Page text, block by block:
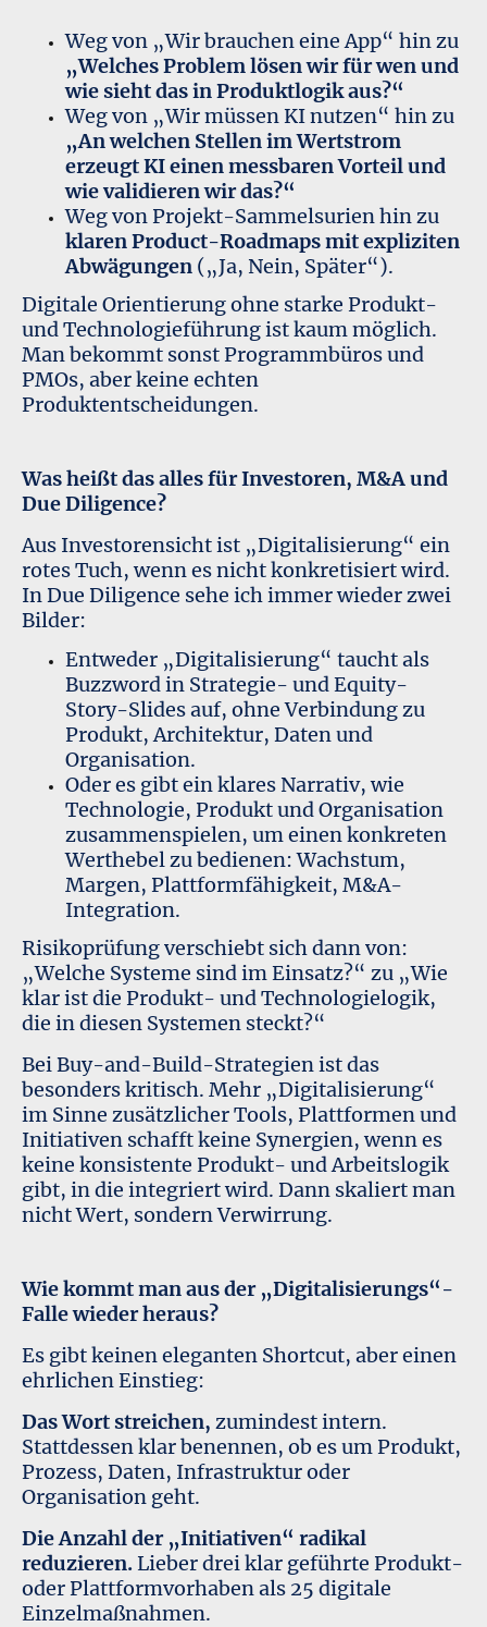
Weg von „Wir brauchen eine App“ hin zu
„Welches Problem lösen wir für wen und
wie sieht das in Produktlogik aus?“
Weg von „Wir müssen KI nutzen“ hin zu
„An welchen Stellen im Wertstrom
erzeugt KI einen messbaren Vorteil und
wie validieren wir das?“
Weg von Projekt-Sammelsurien hin zu
klaren Product-Roadmaps mit expliziten
Abwägungen („Ja, Nein, Später“).
Digitale Orientierung ohne starke Produkt-
und Technologieführung ist kaum möglich.
Man bekommt sonst Programmbüros und
PMOs, aber keine echten
Produktentscheidungen.
Was heißt das alles für Investoren, M&A und
Due Diligence?
Aus Investorensicht ist „Digitalisierung“ ein
rotes Tuch, wenn es nicht konkretisiert wird.
In Due Diligence sehe ich immer wieder zwei
Bilder:
Entweder „Digitalisierung“ taucht als
Buzzword in Strategie- und Equity-
Story-Slides auf, ohne Verbindung zu
Produkt, Architektur, Daten und
Organisation.
Oder es gibt ein klares Narrativ, wie
Technologie, Produkt und Organisation
zusammenspielen, um einen konkreten
Werthebel zu bedienen: Wachstum,
Margen, Plattformfähigkeit, M&A-
Integration.
Risikoprüfung verschiebt sich dann von:
„Welche Systeme sind im Einsatz?“ zu „Wie
klar ist die Produkt- und Technologielogik,
die in diesen Systemen steckt?“
Bei Buy-and-Build-Strategien ist das
besonders kritisch. Mehr „Digitalisierung“
im Sinne zusätzlicher Tools, Plattformen und
Initiativen schafft keine Synergien, wenn es
keine konsistente Produkt- und Arbeitslogik
gibt, in die integriert wird. Dann skaliert man
nicht Wert, sondern Verwirrung.
Wie kommt man aus der „Digitalisierungs“-
Falle wieder heraus?
Es gibt keinen eleganten Shortcut, aber einen
ehrlichen Einstieg:
Das Wort streichen, zumindest intern.
Stattdessen klar benennen, ob es um Produkt,
Prozess, Daten, Infrastruktur oder
Organisation geht.
Die Anzahl der „Initiativen“ radikal
reduzieren.Lieber drei klar geführte Produkt-
oder Plattformvorhaben als 25 digitale
Einzelmaßnahmen.